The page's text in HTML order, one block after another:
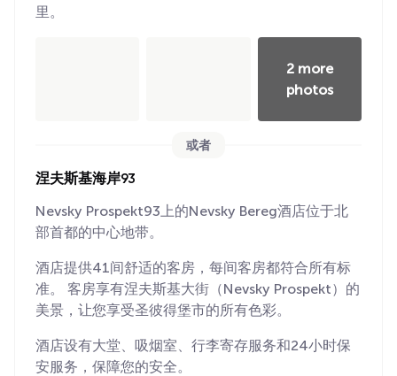
里。
2 more
photos
或者
涅夫斯基海岸93
Nevsky Prospekt93上的Nevsky Bereg酒店位于北
部首都的中心地带。
酒店提供41间舒适的客房，每间客房都符合所有标
准。 客房享有涅夫斯基大街（Nevsky Prospekt）的
美景，让您享受圣彼得堡市的所有色彩。
酒店设有大堂、吸烟室、行李寄存服务和24小时保
安服务，保障您的安全。